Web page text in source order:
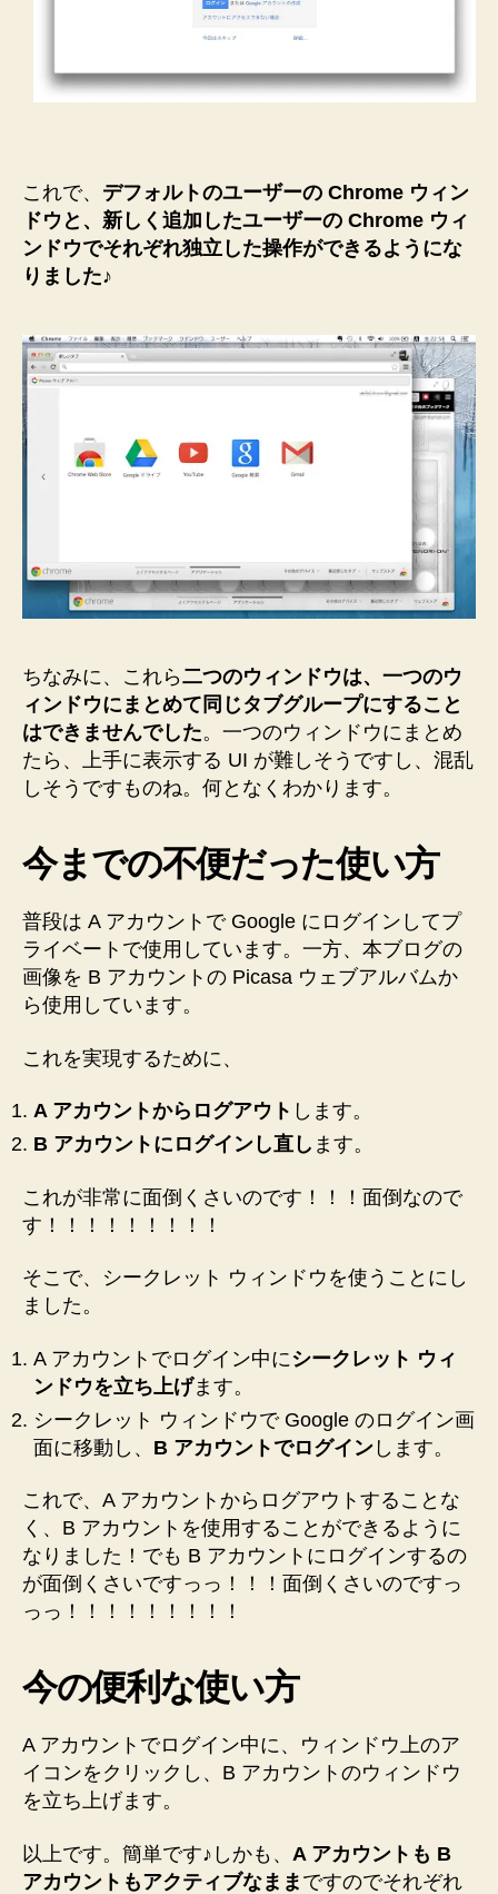
これで、 デフォルトのユーザーの Chrome ウィン
ドウと、新しく追加したユーザーの Chrome ウィ
ンドウでそれぞれ独立した操作ができるようにな
りました♪
ちなみに、これら二つのウィンドウは、一つのウ
ィンドウにまとめて同じタブグループにすること
はできませんでした。一つのウィンドウにまとめ
たら、上手に表示する UI が難しそうですし、混乱
しそうですものね。何となくわかります。
今までの不便だった使い方
普段は A アカウントで Google にログインしてプ
ライベートで使用しています。一方、本ブログの
画像を B アカウントの Picasa ウェブアルバムか
ら使用しています。
これを実現するために、
A アカウントからログアウト します。
B アカウントにログインし直し ます。
これが非常に面倒くさいのです！！！面倒なので
す！！！！！！！！！
そこで、シークレット ウィンドウを使うことにし
ました。
A アカウントでログイン中にシークレット ウィ
ンドウを立ち上げます。
シークレット ウィンドウで Google のログイン画
面に移動し、 B アカウントでログイン します。
これで、A アカウントからログアウトすることな
く、B アカウントを使用することができるように
なりました！でも B アカウントにログインするの
が面倒くさいですっっ！！！面倒くさいのですっ
っっ！！！！！！！！！
今の便利な使い方
A アカウントでログイン中に、ウィンドウ上のア
イコンをクリックし、B アカウントのウィンドウ
を立ち上げます。
以上です。簡単です♪しかも、 A アカウントも B
アカウントもアクティブなまま ですのでそれぞれ